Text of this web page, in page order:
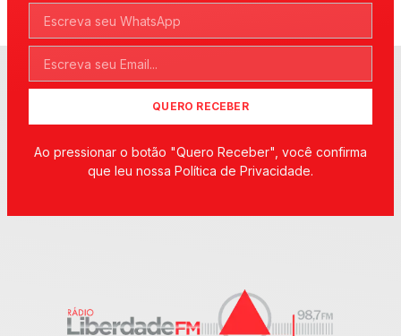
QUERO RECEBER
Ao pressionar o botão "Quero Receber", você confirma
que leu nossa Política de Privacidade.